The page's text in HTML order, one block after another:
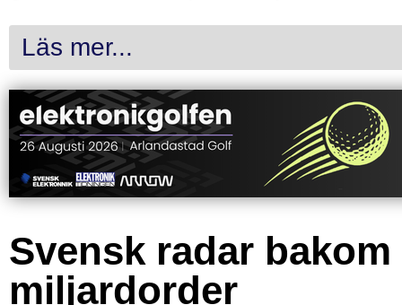
Läs mer...
Svensk radar bakom
miljardorder